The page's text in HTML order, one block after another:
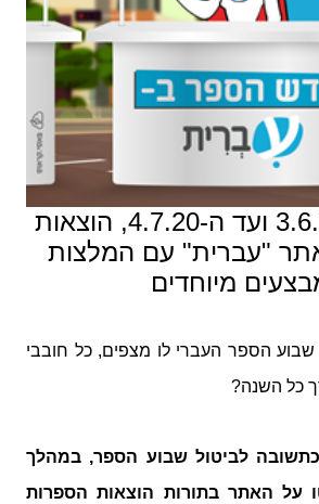
מהיום, ה-3.6.20 ועד ה-4.7.20, הוצאות
"עברית" עם המלצות
מיוחדים
הספר העברי לו מצפים, כל חובבי
כל השנה?
כתשובה לביטול שבוע הספר, במהלך
על האתר בתורות הוצאות הספרות